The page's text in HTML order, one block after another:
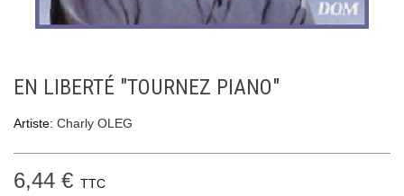
EN LIBERTÉ "TOURNEZ PIANO"
Artiste: Charly OLEG
6,44 € TTC